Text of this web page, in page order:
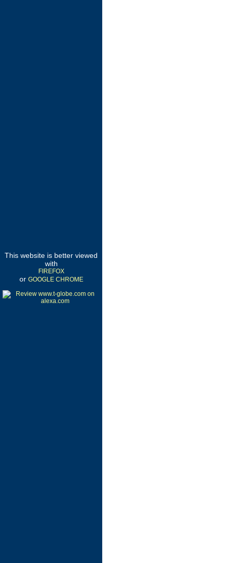
This website is better viewed
with
FIREFOX
or GOOGLE CHROME